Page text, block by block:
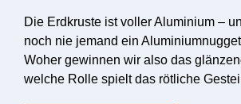
Die Erdkruste ist voller Aluminium –
noch nie jemand ein
Woher gewinnen wir also das
welche Rolle spielt das rötliche